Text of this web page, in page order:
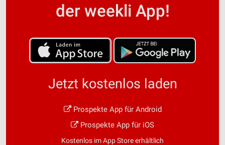
der weekli App!
Jetzt kostenlos laden
Prospekte App für Android
Prospekte App für iOS
Kostenlos im App Store erhältlich